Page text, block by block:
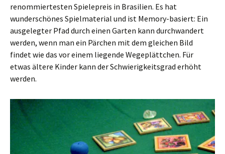
renommiertesten Spielepreis in Brasilien. Es hat
wunderschönes Spielmaterial und ist Memory-basiert: Ein
ausgelegter Pfad durch einen Garten kann durchwandert
werden, wenn man ein Pärchen mit dem gleichen Bild
findet wie das vor einem liegende Wegeplättchen. Für
etwas ältere Kinder kann der Schwierigkeitsgrad erhöht
werden.